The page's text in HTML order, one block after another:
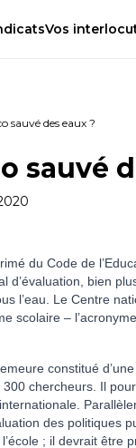
Vos
sauvé des eaux ?
sauvé
du Code de
d’évaluation, bien
l’eau. Le Centre
scolaire –
constitué
chercheurs. Il
des politiques
; il devrait être